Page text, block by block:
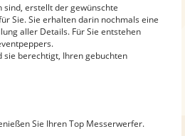
sind, erstellt der gewünschte
Sie. Sie erhalten darin nochmals eine
aller Details. Für Sie entstehen
sie berechtigt, Ihren gebuchten
Sie Ihren Top Messerwerfer.